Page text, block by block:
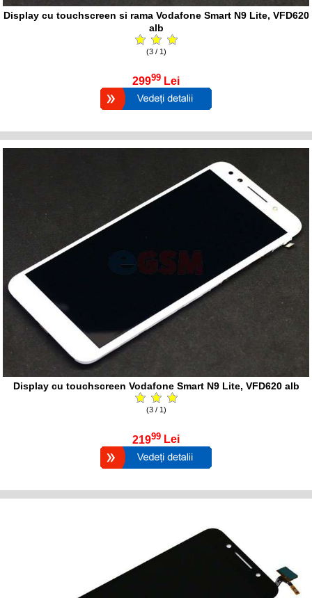
Display cu touchscreen si rama Vodafone Smart N9 Lite, VFD620
alb
(3 / 1)
29999 Lei
Display cu touchscreen Vodafone Smart N9 Lite, VFD620 alb
(3 / 1)
21999 Lei